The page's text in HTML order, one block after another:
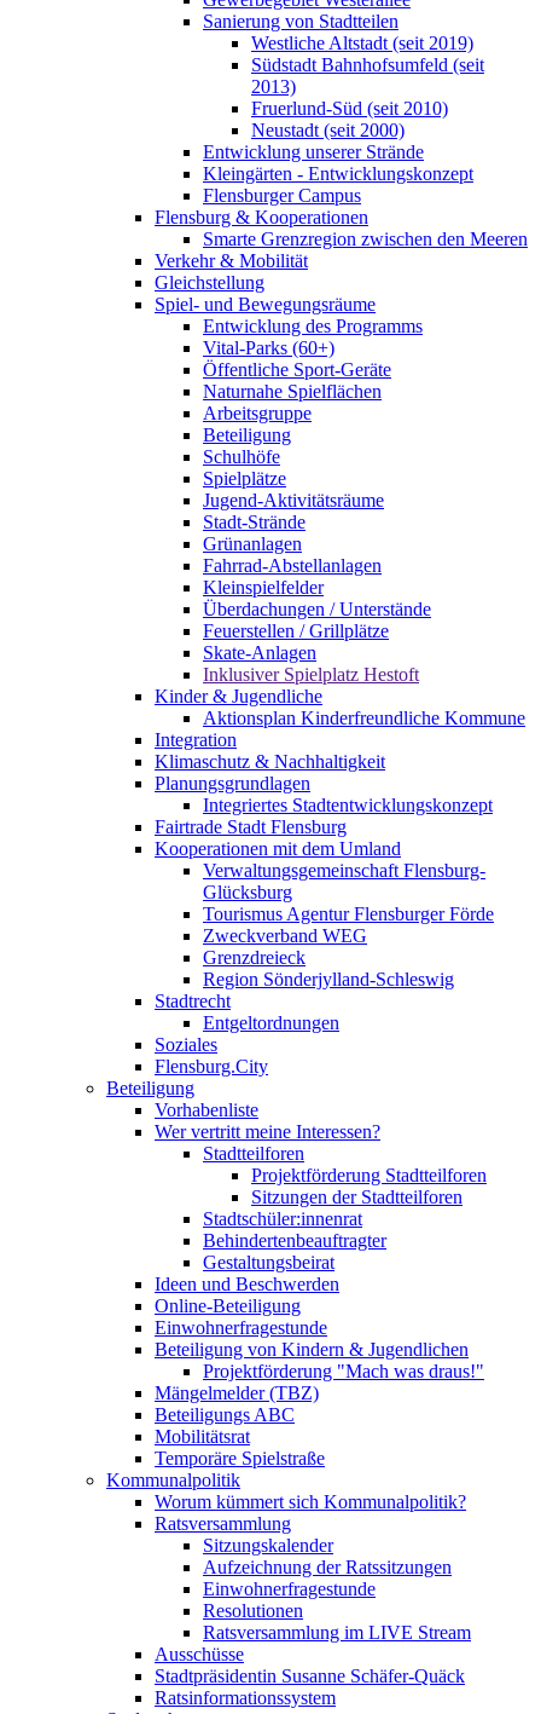
Sanierung von Stadtteilen
Westliche Altstadt (seit 2019)
Südstadt Bahnhofsumfeld (seit
2013)
Fruerlund-Süd (seit 2010)
Neustadt (seit 2000)
Entwicklung unserer Strände
Kleingärten - Entwicklungskonzept
Flensburger Campus
Flensburg & Kooperationen
Smarte Grenzregion zwischen den Meeren
Verkehr & Mobilität
Gleichstellung
Spiel- und Bewegungsräume
Entwicklung des Programms
Vital-Parks (60+)
Öffentliche Sport-Geräte
Naturnahe Spielflächen
Arbeitsgruppe
Beteiligung
Schulhöfe
Spielplätze
Jugend-Aktivitätsräume
Stadt-Strände
Grünanlagen
Fahrrad-Abstellanlagen
Kleinspielfelder
Überdachungen / Unterstände
Feuerstellen / Grillplätze
Skate-Anlagen
Inklusiver Spielplatz Hestoft
Kinder & Jugendliche
Aktionsplan Kinderfreundliche Kommune
Integration
Klimaschutz & Nachhaltigkeit
Planungsgrundlagen
Integriertes Stadtentwicklungskonzept
Fairtrade Stadt Flensburg
Kooperationen mit dem Umland
Verwaltungsgemeinschaft Flensburg-
Glücksburg
Tourismus Agentur Flensburger Förde
Zweckverband WEG
Grenzdreieck
Region Sönderjylland-Schleswig
Stadtrecht
Entgeltordnungen
Soziales
Flensburg.City
Beteiligung
Vorhabenliste
Wer vertritt meine Interessen?
Stadtteilforen
Projektförderung Stadtteilforen
Sitzungen der Stadtteilforen
Stadtschüler:innenrat
Behindertenbeauftragter
Gestaltungsbeirat
Ideen und Beschwerden
Online-Beteiligung
Einwohnerfragestunde
Beteiligung von Kindern & Jugendlichen
Projektförderung "Mach was draus!"
Mängelmelder (TBZ)
Beteiligungs ABC
Mobilitätsrat
Temporäre Spielstraße
Kommunalpolitik
Worum kümmert sich Kommunalpolitik?
Ratsversammlung
Sitzungskalender
Aufzeichnung der Ratssitzungen
Einwohnerfragestunde
Resolutionen
Ratsversammlung im LIVE Stream
Ausschüsse
Stadtpräsidentin Susanne Schäfer-Quäck
Ratsinformationssystem